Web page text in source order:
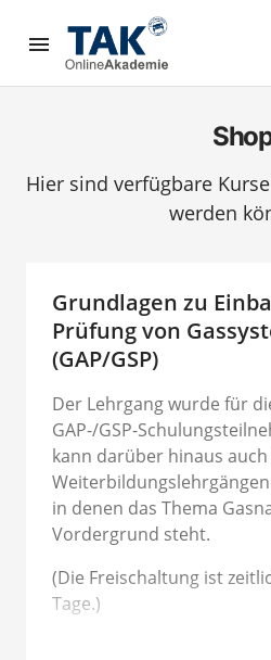
Hier sind verfügbare
werden
Grundlagen zu
Prüfung von
(GAP/GSP)
Der Lehrgang wurde für
GAP-/GSP-
kann darüber hinaus
in denen das Thema
Vordergrund steht.
(Die Freischaltung ist
Tage.)